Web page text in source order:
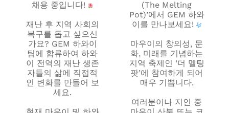
채용 중입니다!
재난 후 지역 사회의
복구를 돕고 싶으신
가요? GEM 하와이
팀에 합류하여 하와
이 전역의 재난 생존
자들의 삶에 직접적
인 변화를 만들어 보
세요.
(The Melting
Pot)’에서 GEM 하와
이를 만나보세요!
마우이의 창의성, 문
화, 미래를 기념하는
지역 축제인 ‘더 멜팅
팟’에 참여하게 되어
매우 기쁩니다.
여러분이나 지인 중